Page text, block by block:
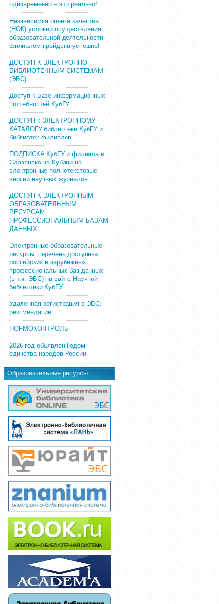
одновременно – это реально!
Независимая оценка качества
(НОК) условий осуществления
образовательной деятельности
филиалом пройдена успешно!
ДОСТУП К ЭЛЕКТРОННО-
БИБЛИОТЕЧНЫМ СИСТЕМАМ
(ЭБС)
Доступ к Базе информационных
потребностей КубГУ
ДОСТУП к ЭЛЕКТРОННОМУ
КАТАЛОГУ библиотеки КубГУ и
библиотек филиалов
ПОДПИСКА КубГУ и филиала в г.
Славянске-на-Кубани на
электронные полнотекстовые
версии научных журналов
ДОСТУП К ЭЛЕКТРОННЫМ
ОБРАЗОВАТЕЛЬНЫМ
РЕСУРСАМ,
ПРОФЕССИОНАЛЬНЫМ БАЗАМ
ДАННЫХ
Электронные образовательные
ресурсы: перечень доступных
российских и зарубежных
профессиональных баз данных
(в т.ч. ЭБС) на сайте Научной
библиотеки КубГУ
Удалённая регистрация в ЭБС:
рекомендации
НОРМОКОНТРОЛЬ
2026 год объявлен Годом
единства народов России
Образовательные ресурсы